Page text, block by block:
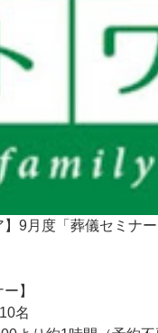
】9月度「葬儀セミナ
】
名